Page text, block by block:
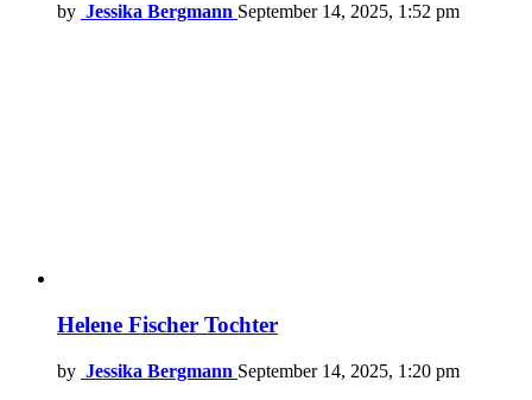
by Jessika Bergmann September 14, 2025, 1:52 pm
Helene Fischer Tochter
by Jessika Bergmann September 14, 2025, 1:20 pm